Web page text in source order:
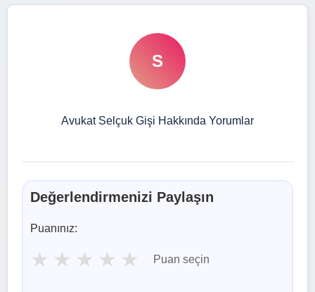
S
Avukat Selçuk Gişi Hakkında Yorumlar
Değerlendirmenizi Paylaşın
Puanınız:
★ ★ ★ ★ ★ Puan seçin